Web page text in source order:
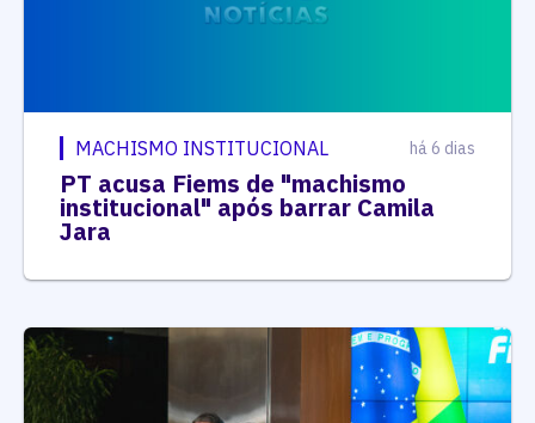
MACHISMO INSTITUCIONAL há 6 dias
PT acusa Fiems de "machismo
institucional" após barrar Camila
Jara